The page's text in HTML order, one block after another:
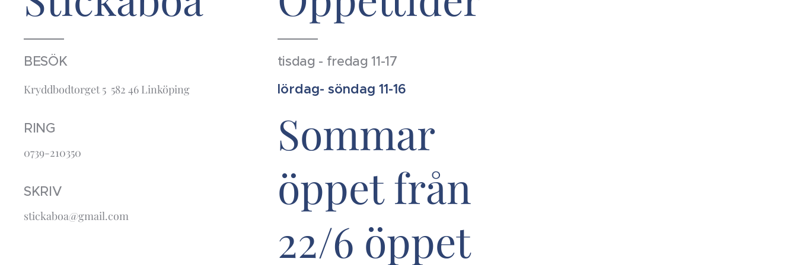
BESÖK
Kryddbodtorget 5 582 46 Linköping
RING
0739-210350
SKRIV
stickaboa@gmail.com
tisdag - fredag 11-17
lördag- söndag 11-16
Sommar
öppet från
22/6 öppet